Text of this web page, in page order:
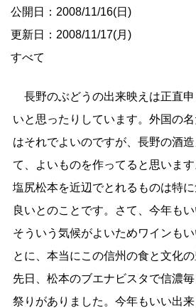
公開日：2008/11/16(日)
更新日：2008/11/17(月)
すべて
長野のぶどうの出来映えは正直申
いと思ったりしています。外国の
はそれでよいのですが、長野の酒
て、よいものを作ってると思います
塩尻松本を近辺でとれるものは特
良いとのことです。さて、今年もい
そういう気候がよいためワインも
とに、本当にこの信州の食と文化の
先日、松本のブエナビスタで信濃
祭りがありました。今年もいい出来